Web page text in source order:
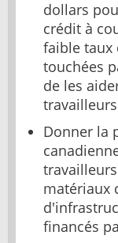
dollars
crédit à
faible taux
touchées
de les
Donner la
matériaux
financés